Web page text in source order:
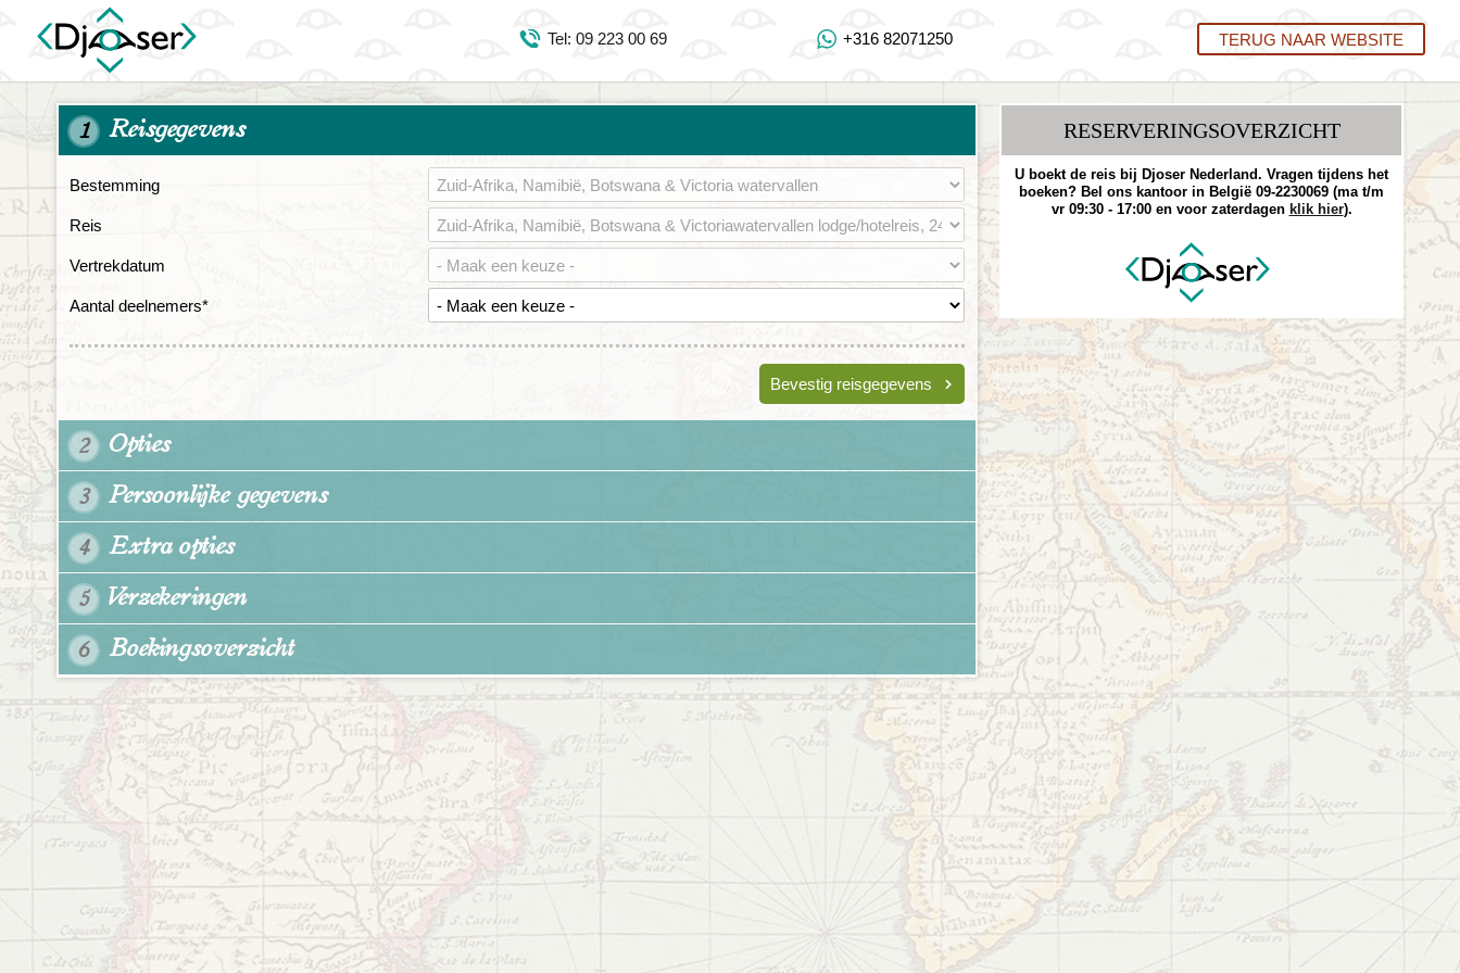
Tel: 09 223 00 69
https://www.youtube.com/user/DjoserWebsite
https://www.instagram.com/djoser_reizen/
Tel: 09 223 00 69 +316 82071250 TERUG NAAR WEBSITE
1 Reisgegevens
Bestemming
Reis
Vertrekdatum
Aantal deelnemers*
Bevestig reisgegevens
2 Opties
3 Persoonlijke gegevens
4 Extra opties
5 Verzekeringen
6 Boekingsoverzicht
RESERVERINGS­OVERZICHT
U boekt de reis bij Djoser Nederland. Vragen tijdens het
boeken? Bel ons kantoor in België 09-2230069 (ma t/m
vr 09:30 - 17:00 en voor zaterdagen klik hier).